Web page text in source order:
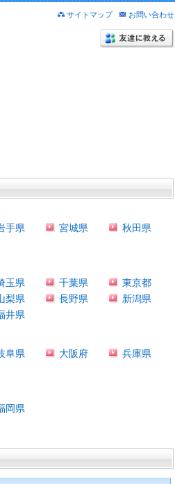
お問い合わせ
サイトマップ
手県 宮城県
秋田県
玉県 千葉県
東京都
梨県 長野県
新潟県
井県
阜県 大阪府
兵庫県
岡県